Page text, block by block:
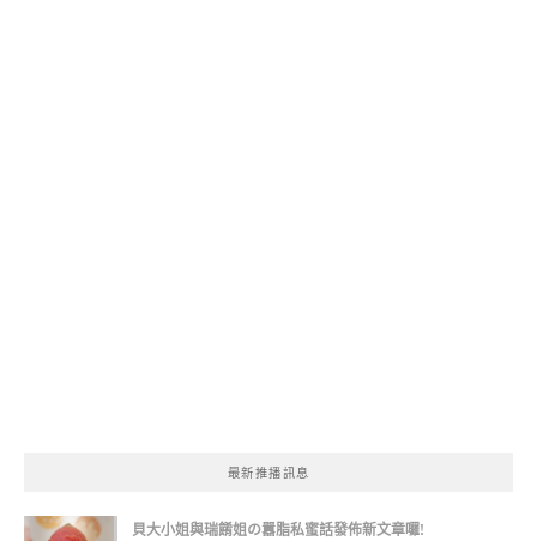
最新推播訊息
貝大小姐與瑞餚姐の囂脂私蜜話發佈新文章囉!